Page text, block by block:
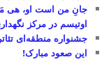
جانِ من است او، هی
اوتیسم در مرکز
جشنواره منطقه‌ای
این صعود مبارک!